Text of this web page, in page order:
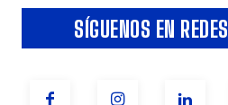
SÍGUENOS EN REDES